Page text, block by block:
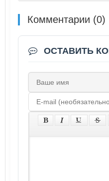
Комментарии (0)
ОСТАВИТЬ